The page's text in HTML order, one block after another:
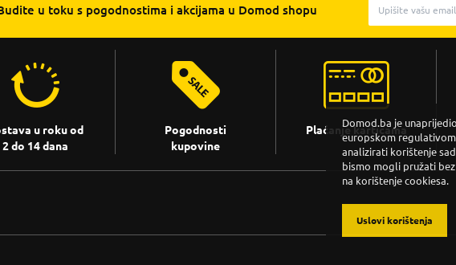
u toku s pogodnostima i akcijama u Domod shopu
u roku od
2 do 14 dana
Pogodnosti
kupovine
Plaćanje karticama
Domod.ba je
europskom
analizirati korištenje
bismo mogli pružati
na korištenje cookiesa.
Uslovi korištenja